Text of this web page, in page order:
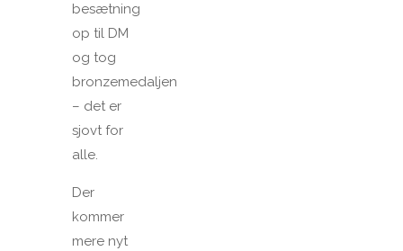
besætning
op til DM
og tog
bronzemedaljen
– det er
sjovt for
alle.
Der
kommer
mere nyt